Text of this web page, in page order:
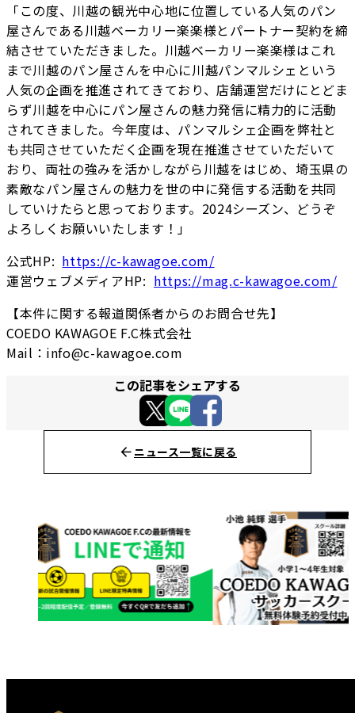
「この度、川越の観光中心地に位置している人気のパン
屋さんである川越ベーカリー楽楽様とパートナー契約を締
結させていただきました。川越ベーカリー楽楽様はこれ
まで川越のパン屋さんを中心に川越パンマルシェという
人気の企画を推進されてきており、店舗運営だけにとどま
らず川越を中心にパン屋さんの魅力発信に精力的に活動
されてきました。今年度は、パンマルシェ企画を弊社と
も共同させていただく企画を現在推進させていただいて
おり、両社の強みを活かしながら川越をはじめ、埼玉県の
素敵なパン屋さんの魅力を世の中に発信する活動を共同
していけたらと思っております。2024シーズン、どうぞ
よろしくお願いいたします！」
公式HP: https://c-kawagoe.com/
運営ウェブメディアHP: https://mag.c-kawagoe.com/
【本件に関する報道関係者からのお問合せ先】
COEDO KAWAGOE F.C株式会社
Mail：info@c-kawagoe.com
この記事をシェアする
ニュース一覧に戻る